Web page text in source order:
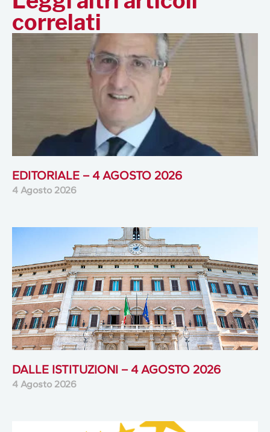
correlati
EDITORIALE – 4 AGOSTO 2026
4 Agosto 2026
DALLE ISTITUZIONI – 4 AGOSTO 2026
4 Agosto 2026